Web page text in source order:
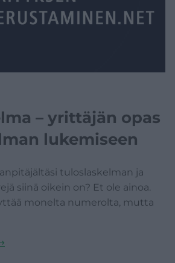
– yrittäjän opas
lukemiseen
tuloslaskelman ja
siinä oikein on? Et ole ainoa.
monelta numerolta, mutta